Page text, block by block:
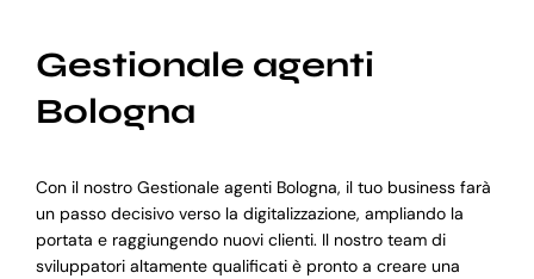
Gestionale agenti
Bologna
Con il nostro Gestionale agenti Bologna, il tuo business farà
un passo decisivo verso la digitalizzazione, ampliando la
portata e raggiungendo nuovi clienti. Il nostro team di
sviluppatori altamente qualificati è pronto a creare una